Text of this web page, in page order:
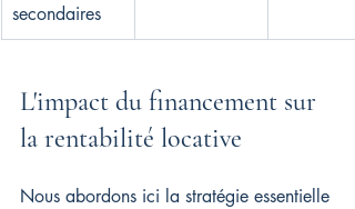
secondaires
L'impact du financement sur
la rentabilité locative
Nous abordons ici la stratégie essentielle